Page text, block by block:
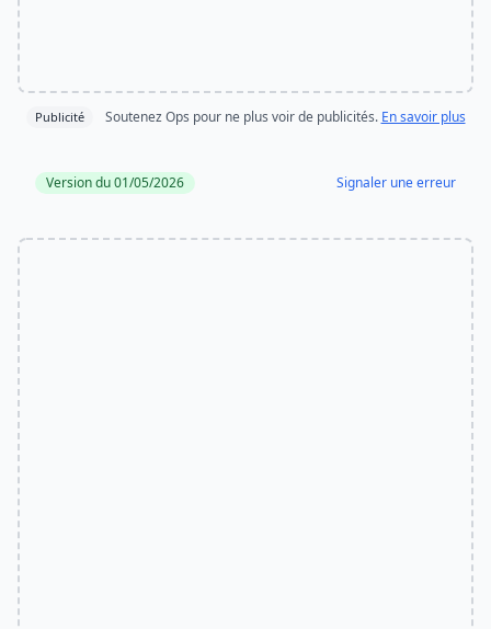
Publicité Soutenez Ops pour ne plus voir de publicités. En savoir plus
Version du 01/05/2026 Signaler une erreur